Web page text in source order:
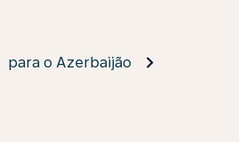
para o Azerbaijão